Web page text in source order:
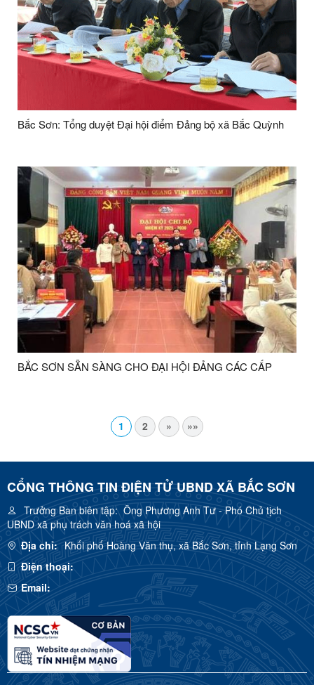
Bắc Sơn: Tổng duyệt Đại hội điểm Đảng bộ xã Bắc Quỳnh
BẮC SƠN SẴN SÀNG CHO ĐẠI HỘI ĐẢNG CÁC CẤP
1 2 » »»
CỔNG THÔNG TIN ĐIỆN TỬ UBND XÃ BẮC SƠN
Trưởng Ban biên tập:Ông Phương Anh Tư - Phó Chủ tịch
UBND xã phụ trách văn hoá xã hội
Địa chỉ: Khối phố Hoàng Văn thụ, xã Bắc Sơn, tỉnh Lạng Sơn
Điện thoại:
Email: